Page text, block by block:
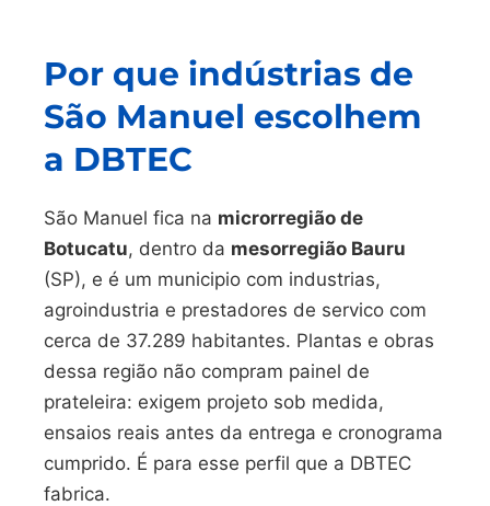
Por que indústrias de
São Manuel escolhem
a DBTEC
São Manuel fica na microrregião de
Botucatu, dentro da mesorregião Bauru
(SP), e é um municipio com industrias,
agroindustria e prestadores de servico com
cerca de 37.289 habitantes. Plantas e obras
dessa região não compram painel de
prateleira: exigem projeto sob medida,
ensaios reais antes da entrega e cronograma
cumprido. É para esse perfil que a DBTEC
fabrica.